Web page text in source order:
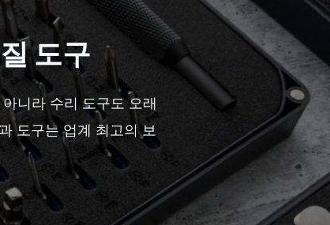
도구
니라 수리 도구도 오래
도구는 업계 최고의 보